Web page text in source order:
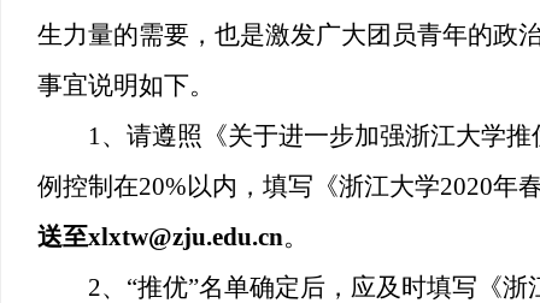
生力量的需要，也是激发广大团员青年的政
事宜说明如下。
1、请遵照《关于进一步加强浙江大学
例控制在20%以内，填写《浙江大学2020年
送至xlxtw@zju.edu.cn。
2、“推优”名单确定后，应及时填写《